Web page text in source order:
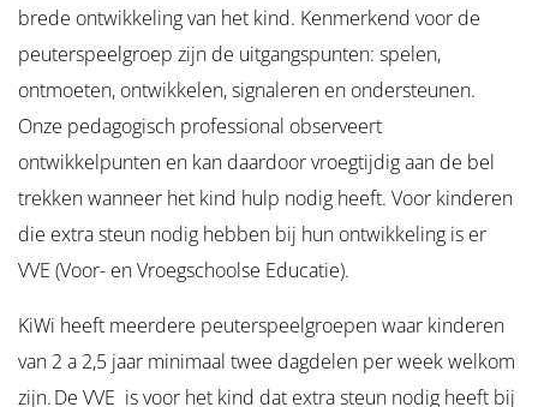
brede ontwikkeling van het kind. Kenmerkend voor de
peuterspeelgroep zijn de uitgangspunten: spelen,
ontmoeten, ontwikkelen, signaleren en ondersteunen.
Onze pedagogisch professional observeert
ontwikkelpunten en kan daardoor vroegtijdig aan de bel
trekken wanneer het kind hulp nodig heeft. Voor kinderen
die extra steun nodig hebben bij hun ontwikkeling is er
VVE (Voor- en Vroegschoolse Educatie).
KiWi heeft meerdere peuterspeelgroepen waar kinderen
van 2 a 2,5 jaar minimaal twee dagdelen per week welkom
zijn. De VVE is voor het kind dat extra steun nodig heeft bij